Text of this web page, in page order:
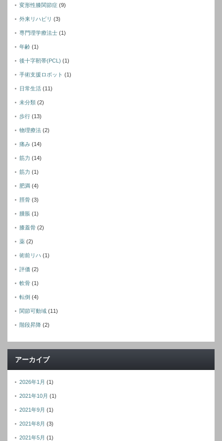
変形性膝関節症 (9)
外来リハビリ (3)
専門理学療法士 (1)
年齢 (1)
後十字靭帯(PCL) (1)
手術支援ロボット (1)
日常生活 (11)
未分類 (2)
歩行 (13)
物理療法 (2)
痛み (14)
筋力 (14)
筋力 (1)
肥満 (4)
脛骨 (3)
腫脹 (1)
膝蓋骨 (2)
薬 (2)
術前リハ (1)
評価 (2)
軟骨 (1)
転倒 (4)
関節可動域 (11)
階段昇降 (2)
アーカイブ
2026年1月 (1)
2021年10月 (1)
2021年9月 (1)
2021年8月 (3)
2021年5月 (1)